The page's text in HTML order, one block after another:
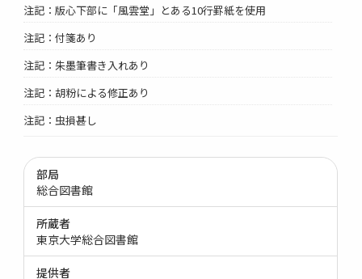
注記：版心下部に「風雲堂」とある10行罫紙を使用
注記：付箋あり
注記：朱墨筆書き入れあり
注記：胡粉による修正あり
注記：虫損甚し
部局
総合図書館
所蔵者
東京大学総合図書館
提供者